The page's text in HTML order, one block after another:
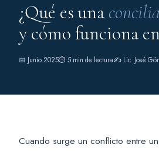
¿Qué es una
y cómo funciona
📅 Junio 2025⏱ 5 min de lectura✍️ Lic. José
Cuando surge un conflicto entre